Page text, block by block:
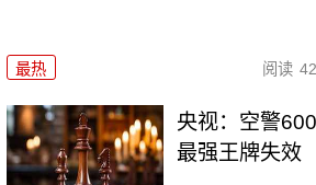
最热 阅读
央视：空警
最强王牌失效